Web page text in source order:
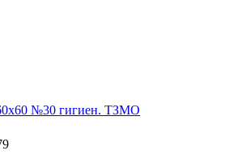
№30 гигиен. ТЗМО